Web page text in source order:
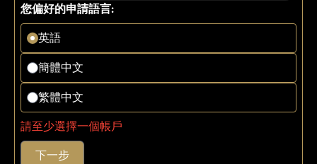
您偏好的申請語言:
英語
簡體中文
繁體中文
請至少選擇一個帳戶
下一步